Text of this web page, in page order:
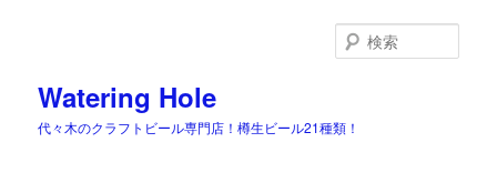
Watering Hole
代々木のクラフトビール専門店！樽生ビール21種類！
索